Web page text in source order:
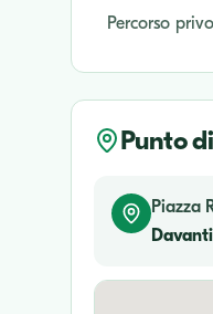
Percorso
Punto
Piazza